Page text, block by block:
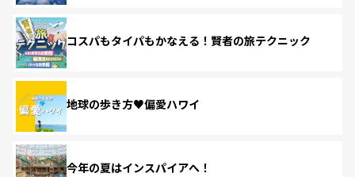
コスパもタイパもかなえる！賢者の旅テクニック
地球の歩き方♥偏愛ハワイ
今年の夏はインスパイアへ！